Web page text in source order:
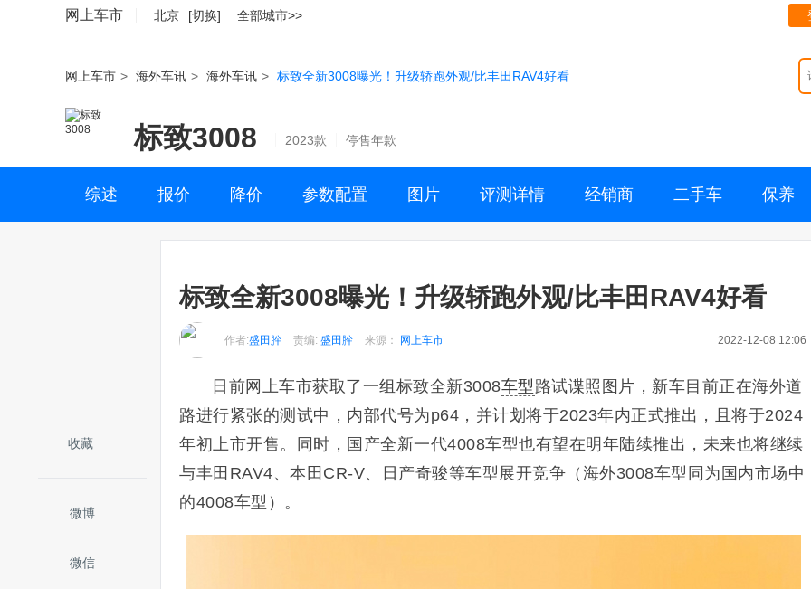
网上车市 北京 [切换] 全部城市>>
网上车市 > 海外车讯 > 海外车讯 > 标致全新3008曝光！升级轿跑外观/比丰田RAV4好看
标致3008 2023款 停售年款
综述 报价 降价 参数配置 图片 评测详情 经销商 二手车 保养
收藏
微博
微信
标致全新3008曝光！升级轿跑外观/比丰田RAV4好看
作者:盛田肸 责编: 盛田肸 来源： 网上车市 2022-12-08 12:06
日前网上车市获取了一组标致全新3008车型 路试谍照图片，新车目前正在海外道
路进行紧张的测试中，内部代号为p64，并计划将于2023年内正式推出，且将于2024
年初上市开售。同时，国产全新一代4008车型也有望在明年陆续推出，未来也将继续
与丰田RAV4、本田CR-V、日产奇骏等车型展开竞争（海外3008车型同为国内市场中
的4008车型）。